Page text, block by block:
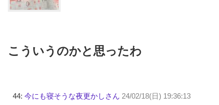
こういうのかと思ったわ
44: 今にも寝そうな夜更かしさん 24/02/18(日) 19:36:13